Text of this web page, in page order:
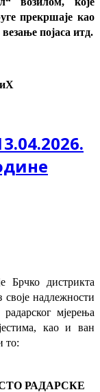
прекршаје као
појаса итд.
Брчко дистрикта
надлежности
радарског мјерења
као и ван
то:
РАДАРСКЕ